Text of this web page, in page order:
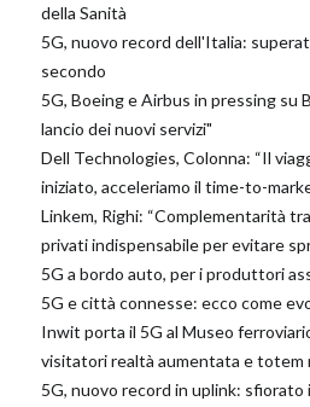
della Sanità
5G, nuovo record dell'Italia:
secondo
5G, Boeing e Airbus in pressing su
lancio dei nuovi servizi"
Dell Technologies, Colonna: “Il
iniziato, acceleriamo il time-to-
Linkem, Righi: “Complementarità
privati indispensabile per evitare
5G a bordo auto, per i produttori
5G e città connesse: ecco come
Inwit porta il 5G al Museo
visitatori realtà aumentata e totem
5G, nuovo record in uplink: sfiorato